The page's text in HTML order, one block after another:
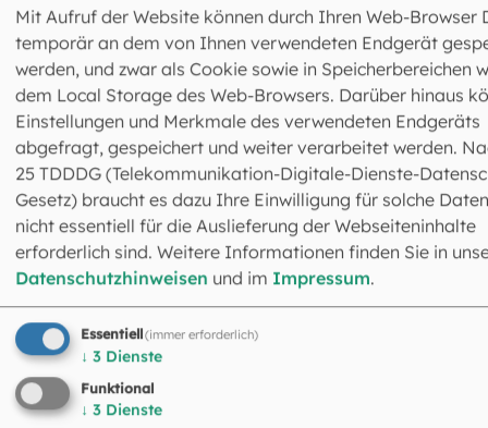
Ordinariatsdirektorin
Leiterin desRessorts Bildung
©EOM
Richard Stefke
Ordinariatsdirektor
Ressorts Caritas und
Mit Aufruf der Website können durch Ihren Web-Browser
temporär an dem von Ihnen verwendeten Endgerät
werden, und zwar als Cookie sowie in Speicherbereichen
dem Local Storage des Web-Browsers. Darüber hinaus
Einstellungen und Merkmale des verwendeten Endgeräts
abgefragt, gespeichert und weiter verarbeitet werden.
25 TDDDG (Telekommunikation-Digitale-Dienste-
Gesetz) braucht es dazu Ihre Einwilligung für solche
nicht essentiell für die Auslieferung der Webseiteninhalte
erforderlich sind. Weitere Informationen finden Sie in
Datenschutzhinweisen und im Impressum.
Essentiell(immer erforderlich)
↓ 3 Dienste
Funktional
↓ 3 Dienste